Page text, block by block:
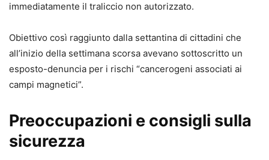
immediatamente il traliccio non autorizzato.
Obiettivo così raggiunto dalla settantina di cittadini che
all’inizio della settimana scorsa avevano sottoscritto un
esposto-denuncia per i rischi “cancerogeni associati ai
campi magnetici”.
Preoccupazioni e consigli sulla
sicurezza